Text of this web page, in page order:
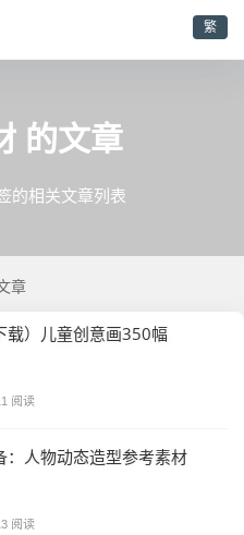
繁
的文章
的相关文章列表
章
载）儿童创意画350幅
阅读
：人物动态造型参考素材
阅读